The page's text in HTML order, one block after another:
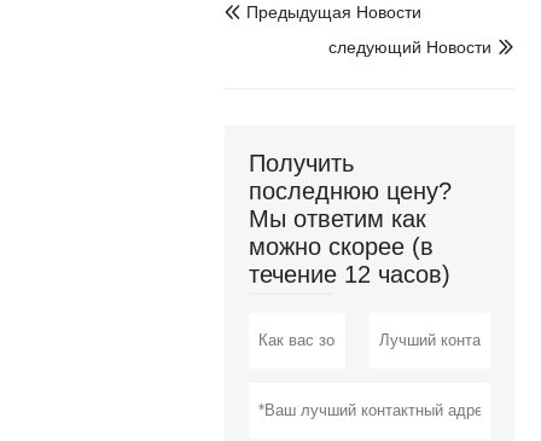
 Предыдущая Hовости

следующий Hовости
Получить
последнюю цену?
Мы ответим как
можно скорее (в
течение 12 часов)